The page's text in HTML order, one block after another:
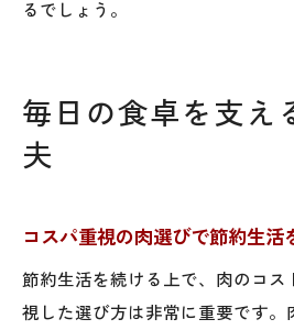
るでしょう。
毎日の食卓を支え
夫
コスパ重視の肉選びで節約生活
節約生活を続ける上で、肉のコス
視した選び方は非常に重要です。